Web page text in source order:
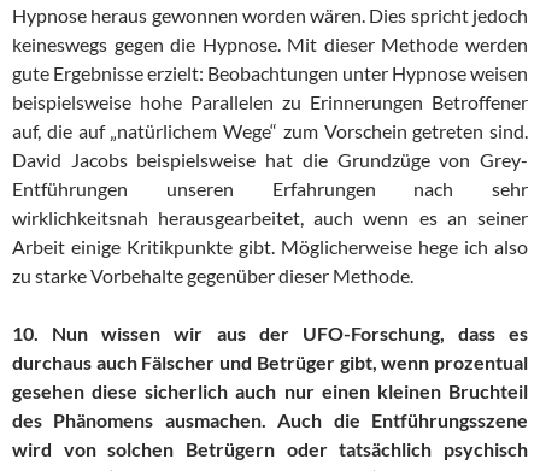
Hypnose heraus gewonnen worden wären. Dies spricht jedoch
keineswegs gegen die Hypnose. Mit dieser Methode werden
gute Ergebnisse erzielt: Beobachtungen unter Hypnose weisen
beispielsweise hohe Parallelen zu Erinnerungen Betroffener
auf, die auf „natürlichem Wege“ zum Vorschein getreten sind.
David Jacobs beispielsweise hat die Grundzüge von Grey-
Entführungen unseren Erfahrungen nach sehr
wirklichkeitsnah herausgearbeitet, auch wenn es an seiner
Arbeit einige Kritikpunkte gibt. Möglicherweise hege ich also
zu starke Vorbehalte gegenüber dieser Methode.
10. Nun wissen wir aus der UFO-Forschung, dass es
durchaus auch Fälscher und Betrüger gibt, wenn prozentual
gesehen diese sicherlich auch nur einen kleinen Bruchteil
des Phänomens ausmachen. Auch die Entführungsszene
wird von solchen Betrügern oder tatsächlich psychisch